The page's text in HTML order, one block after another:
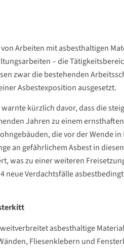
Arbeiten mit asbesthaltigen
– die
zwar die bestehenden
Asbestexposition ausgesetzt.
kürzlich davor, dass die
Jahren zu einem
die vor der Wende
an gefährlichem Asbest in
was zu einer weiteren
neue Verdachtsfälle
asbesthaltige
Fliesenklebern und